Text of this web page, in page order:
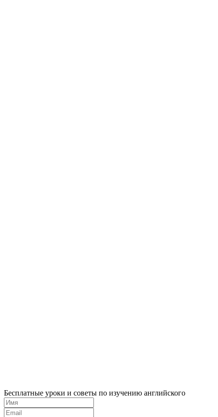
Бесплатные уроки и советы по изучению английского